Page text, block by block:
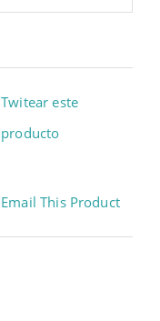
Twitear este
producto
Email This Product